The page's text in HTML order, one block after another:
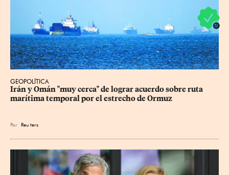
GEOPOLÍTICA
Irán y Omán "muy cerca" de lograr acuerdo sobre ruta
marítima temporal por el estrecho de Ormuz
Por Reu ters